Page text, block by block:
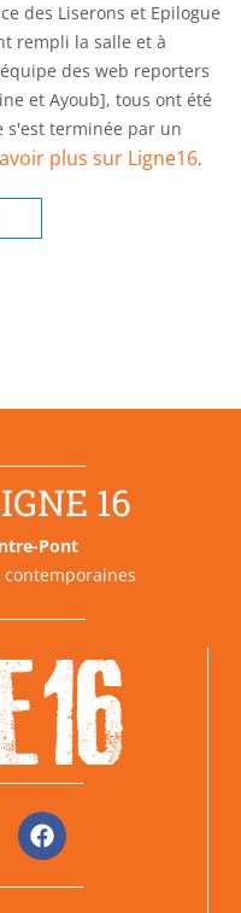
des Liserons et Epilogue
rempli la salle et à
des web reporters
et Ayoub], tous ont été
s'est terminée par un
plus sur Ligne16.
16
Pont